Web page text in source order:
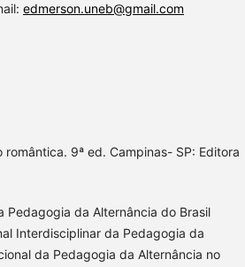
edmerson.uneb@gmail.com
romântica. 9ª ed. Campinas- SP: Editora
Pedagogia da Alternância do Brasil
Interdisciplinar da Pedagogia da
da Pedagogia da Alternância no